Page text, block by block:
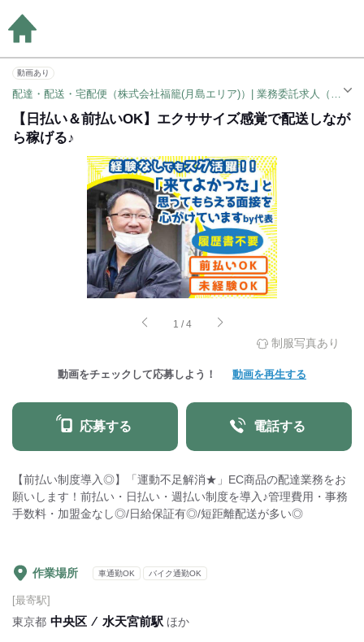
動画あり
配達・配送・宅配便（株式会社福籠(月島エリア)）| 業務委託求人（水天宮前駅）
【日払い＆前払いOK】エクササイズ感覚で配送しなが
ら稼げる♪
1 /4
制服写真あり
動画をチェックして応募しよう！ 動画を再生する
応募する 電話する
【前払い制度導入◎】「運動不足解消★」EC商品の配達業務をお
願いします！前払い・日払い・週払い制度を導入♪管理費用・事務
手数料・加盟金なし◎/日給保証有◎/短距離配送が多い◎
作業場所 車通勤OK バイク通勤OK
[最寄駅]
東京都 中央区 ⁄ 水天宮前駅 ほか